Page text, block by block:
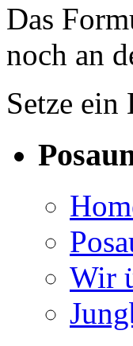
Das
noch an
Setze
Wir